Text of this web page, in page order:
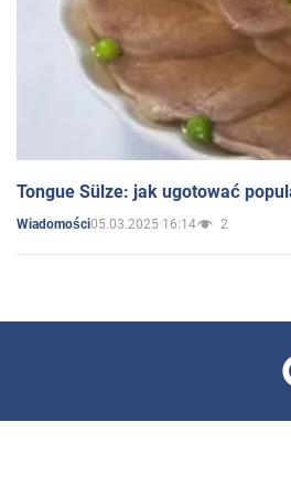
Tongue Sülze: jak ugotować
Wiadomości05.03.2025 16:14 2